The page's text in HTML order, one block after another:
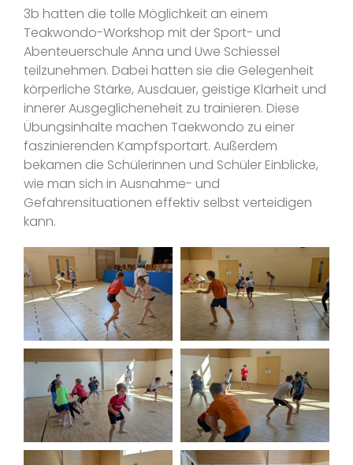
3b hatten die tolle Möglichkeit an einem
Teakwondo-Workshop mit der Sport- und
Abenteuerschule Anna und Uwe Schiessel
teilzunehmen. Dabei hatten sie die Gelegenheit
körperliche Stärke, Ausdauer, geistige Klarheit und
innerer Ausgeglicheneheit zu trainieren. Diese
Übungsinhalte machen Taekwondo zu einer
faszinierenden Kampfsportart. Außerdem
bekamen die Schülerinnen und Schüler Einblicke,
wie man sich in Ausnahme- und
Gefahrensituationen effektiv selbst verteidigen
kann.